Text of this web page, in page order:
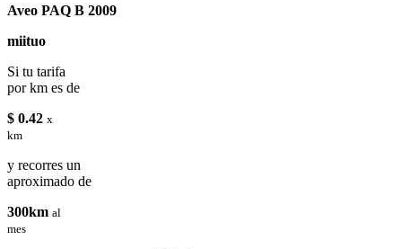
Aveo PAQ B 2009
miituo
Si tu tarifa
por km es de
$ 0.42 x
km
y recorres un
aproximado de
300km al
mes